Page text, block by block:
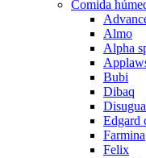
Comida
Almo
Alpha
Bubi
Dibaq
Edgard
Farmina
Felix